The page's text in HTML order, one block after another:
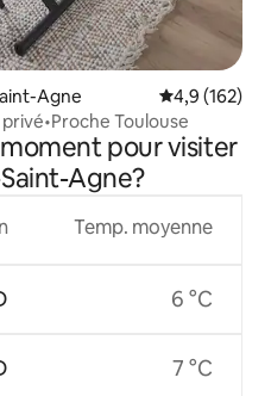
Agne Note
4,9 (162)
privé•Proche Toulouse
pour visiter
Agne?
Temp. moyenne
6 °C
7 °C